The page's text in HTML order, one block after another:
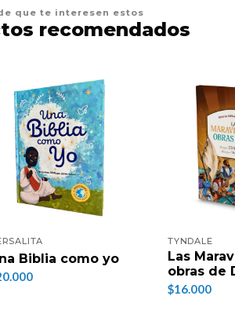
que te interesen estos
recomendados
Biblia como yo
TYNDALE
Las
obras de
$16.000